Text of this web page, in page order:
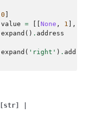
0
value = None , 1 ],
expand () . address
expand ( 'right' ) .
[str]